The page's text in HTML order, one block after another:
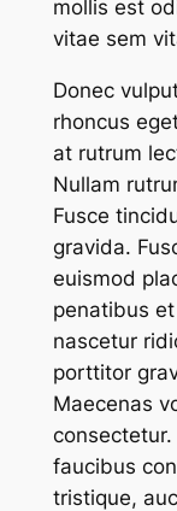
mollis est
vitae sem
Donec
rhoncus
at rutrum
Nullam
Fusce
gravida.
euismod
penatibus
nascetur
porttitor
Maecenas
faucibus
tristique,